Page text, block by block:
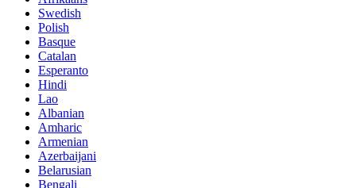
Swedish
Polish
Basque
Catalan
Esperanto
Hindi
Lao
Albanian
Amharic
Armenian
Azerbaijani
Belarusian
Bengali